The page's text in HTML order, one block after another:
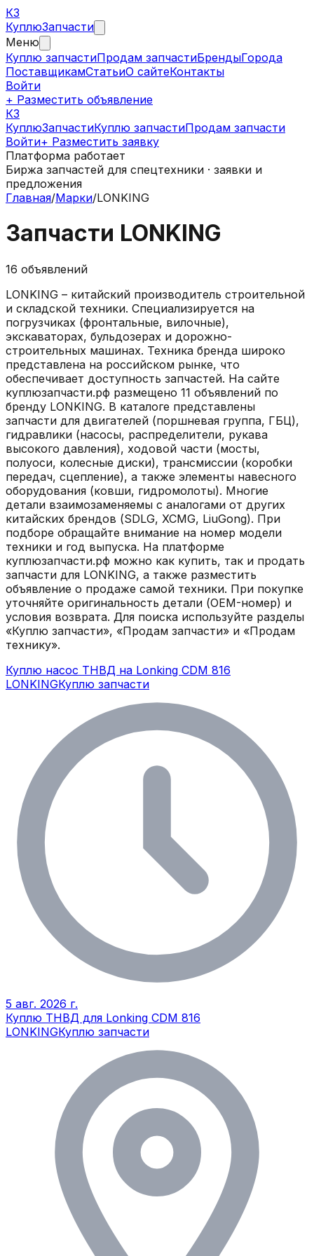
КЗ
КуплюЗапчасти
Меню
Куплю запчастиПродам запчастиБрендыГорода
ПоставщикамСтатьиО сайтеКонтакты
Войти
+ Разместить объявление
КЗ
КуплюЗапчастиКуплю запчастиПродам запчасти
Войти+ Разместить заявку
Платформа работает
Биржа запчастей для спецтехники · заявки и
предложения
Главная/Марки/LONKING
Запчасти LONKING
16 объявлений
LONKING – китайский производитель строительной
и складской техники. Специализируется на
погрузчиках (фронтальные, вилочные),
экскаваторах, бульдозерах и дорожно-
строительных машинах. Техника бренда широко
представлена на российском рынке, что
обеспечивает доступность запчастей. На сайте
куплюзапчасти.рф размещено 11 объявлений по
бренду LONKING. В каталоге представлены
запчасти для двигателей (поршневая группа, ГБЦ),
гидравлики (насосы, распределители, рукава
высокого давления), ходовой части (мосты,
полуоси, колесные диски), трансмиссии (коробки
передач, сцепление), а также элементы навесного
оборудования (ковши, гидромолоты). Многие
детали взаимозаменяемы с аналогами от других
китайских брендов (SDLG, XCMG, LiuGong). При
подборе обращайте внимание на номер модели
техники и год выпуска. На платформе
куплюзапчасти.рф можно как купить, так и продать
запчасти для LONKING, а также разместить
объявление о продаже самой техники. При покупке
уточняйте оригинальность детали (OEM-номер) и
условия возврата. Для поиска используйте разделы
«Куплю запчасти», «Продам запчасти» и «Продам
технику».
Куплю насос ТНВД на Lonking CDM 816
LONKINGКуплю запчасти
5 авг. 2026 г.
Куплю ТНВД для Lonking CDM 816
LONKINGКуплю запчасти